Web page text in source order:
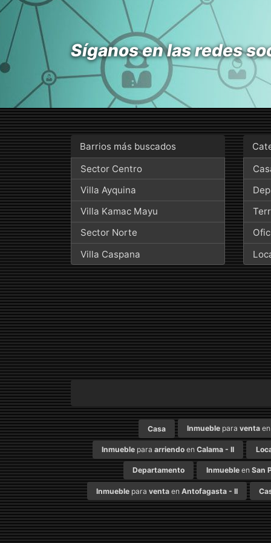
Síganos en las redes
Barrios más buscados
Sector Centro
Villa Ayquina
Villa Kamac Mayu
Sector Norte
Villa Caspana
Casa Inmueble paraventa
Inmueble paraarriendo enCalama - II
Departamento Inmuebleen San
Inmueblepara ventaen Antofagasta - II